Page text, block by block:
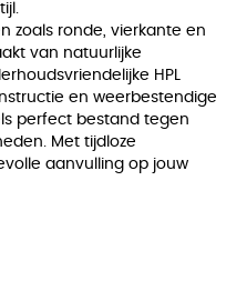
zoals ronde, vierkante en
van natuurlijke
HPL
en weerbestendige
perfect bestand tegen
Met tijdloze
aanvulling op jouw